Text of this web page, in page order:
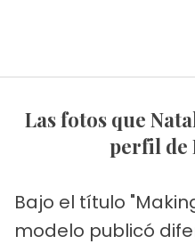
Las fotos que Natalie Weber subió a su
perfil de
Bajo el título
modelo publicó